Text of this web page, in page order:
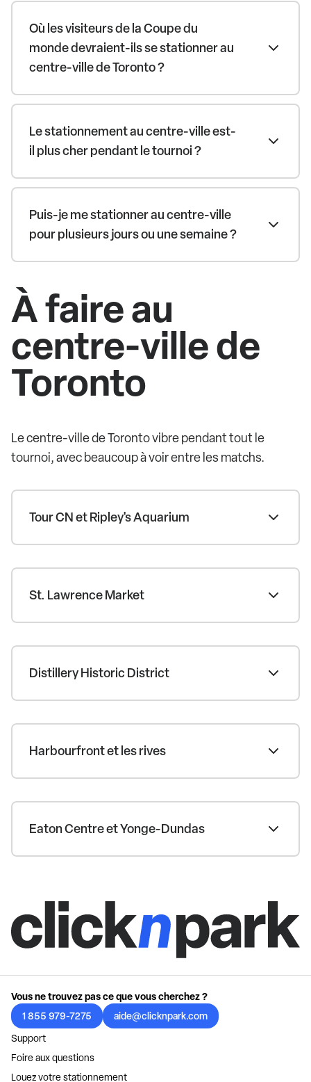
Où les visiteurs de la Coupe du
monde devraient-ils se stationner au
centre-ville de Toronto ?
Le stationnement au centre-ville est-
il plus cher pendant le tournoi ?
Puis-je me stationner au centre-ville
pour plusieurs jours ou une semaine ?
À faire au
centre-ville de
Toronto
Le centre-ville de Toronto vibre pendant tout le
tournoi, avec beaucoup à voir entre les matchs.
Tour CN et Ripley's Aquarium
St. Lawrence Market
Distillery Historic District
Harbourfront et les rives
Eaton Centre et Yonge-Dundas
Vous ne trouvez pas ce que vous cherchez ?
1 855 979-7275
aide@clicknpark.com
Support
Foire aux questions
Louez votre stationnement